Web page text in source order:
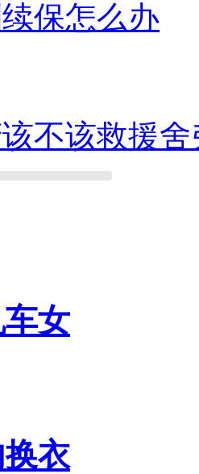
保怎么办
不该救援舍
女
衣